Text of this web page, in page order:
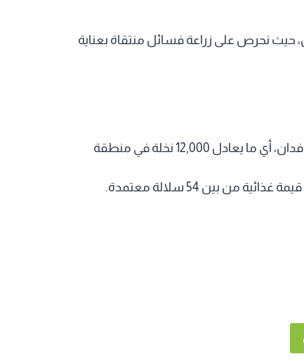
حيث نحرص على زراعة فسائل منتقاة بعناية
تبرعك يساهم في زراعة 250 فدانًا، بواقع 60 نخلة في كل فدان، أي ما يعادل 12,000 نخلة في منطقة
بين 54 سلالة معتمدة.